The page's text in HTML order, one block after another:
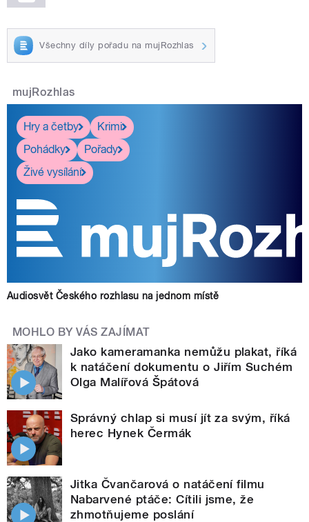
Všechny díly pořadu na mujRozhlas
mujRozhlas
Hry a četby
Krimi
Pohádky
Pořady
Živé vysílání
Audiosvět Českého rozhlasu na jednom místě
MOHLO BY VÁS ZAJÍMAT
Jako kameramanka nemůžu plakat, říká
k natáčení dokumentu o Jiřím Suchém
Olga Malířová Špátová
Správný chlap si musí jít za svým, říká
herec Hynek Čermák
Jitka Čvančarová o natáčení filmu
Nabarvené ptáče: Cítili jsme, že
zhmotňujeme poslání